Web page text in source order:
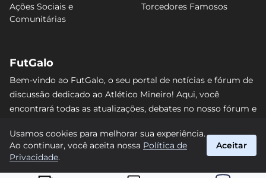
Ações Sociais e
Comunitárias
Torcedores Famosos
FutGalo
Bem-vindo ao FutGalo, o seu portal de notícias e fórum de
discussão dedicado ao Atlético Mineiro! Aqui, você
encontrará todas as atualizações, debates no nosso fórum e
e junte-se à comunidade alvinegra mais vibrante da
internet! #AtléticoMineiro #FutGalo
Usamos cookies para melhorar sua experiência.
Ao continuar, você aceita nossa Política de
Privacidade.
Aceitar